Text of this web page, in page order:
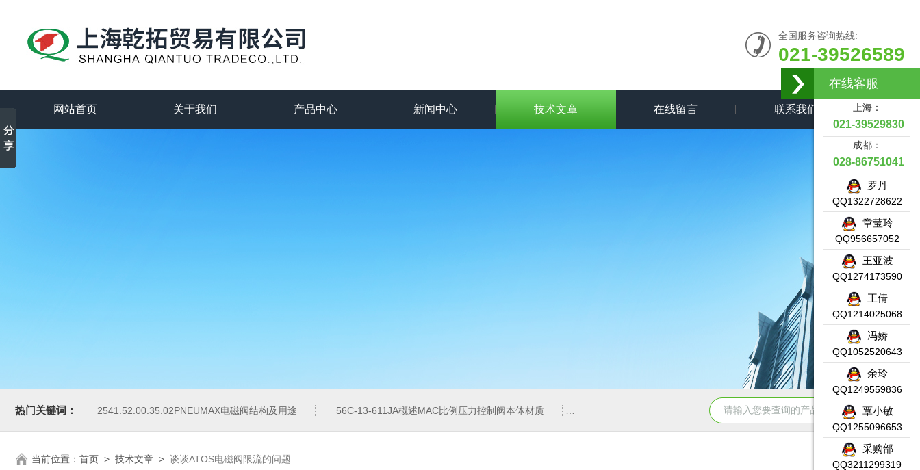
全国服务咨询热线:
021-39526589
网站首页 关于我们 产品中心 新闻中心 技术文章 在线留言 联系我们
热门关键词： 2541.52.00.35.02PNEUMAX电磁阀结构及用途 56C-13-611JA概述MAC比例压力控制阀本体材质 6ES7331-7KF02-0AB0SIEMENS输入模块产品示意图 DW-AS-623-
当前位置： 首页 > 技术文章 > 谈谈ATOS电磁阀限流的问题
在线客服
上海：
021-39529830
成都：
028-86751041
罗丹
QQ1322728622
章莹玲
QQ956657052
王亚波
QQ1274173590
王倩
QQ1214025068
冯娇
QQ1052520643
余玲
QQ1249559836
覃小敏
QQ1255096653
采购部
QQ3211299319